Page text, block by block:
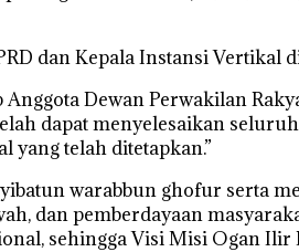
dan Kepala Instansi Vertikal
Dewan Perwakilan
dapat menyelesaikan
yang telah ditetapkan.”
warabbun ghofur serta
dan pemberdayaan
sehingga Visi Misi Ogan Ilir